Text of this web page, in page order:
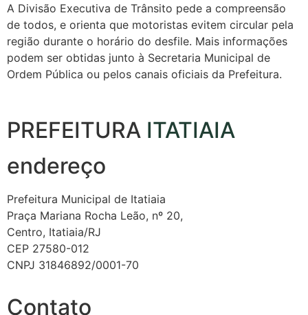
A Divisão Executiva de Trânsito pede a compreensão
de todos, e orienta que motoristas evitem circular pela
região durante o horário do desfile. Mais informações
podem ser obtidas junto à Secretaria Municipal de
Ordem Pública ou pelos canais oficiais da Prefeitura.
PREFEITURA ITATIAIA
endereço
Prefeitura Municipal de Itatiaia
Praça Mariana Rocha Leão, nº 20,
Centro, Itatiaia/RJ
CEP 27580-012
CNPJ 31846892/0001-70
Contato